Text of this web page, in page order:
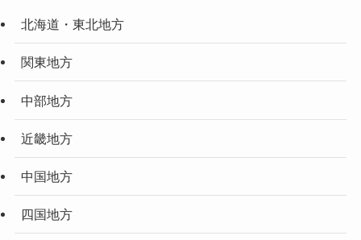
北海道・東北地方
関東地方
中部地方
近畿地方
中国地方
四国地方